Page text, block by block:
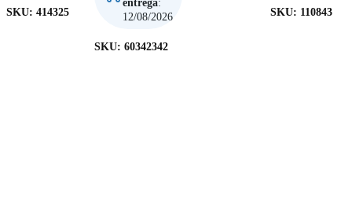
SKU: 414325
entrega:
12/08/2026
SKU: 60342342
SKU: 110843